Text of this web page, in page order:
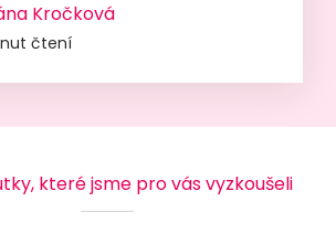
Kročková
čtení
které jsme pro vás vyzkoušeli